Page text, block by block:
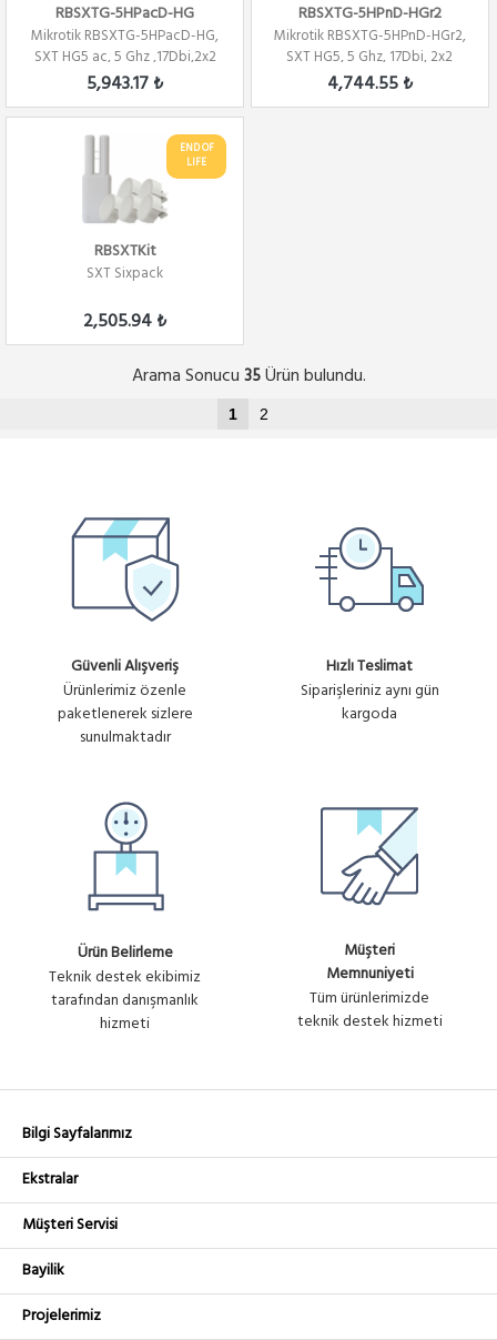
RBSXTG-5HPacD-HG
Mikrotik RBSXTG-5HPacD-HG,
SXT HG5 ac, 5 Ghz ,17Dbi,2x2
Mimo 24 De...
5,943.17 ₺
RBSXTG-5HPnD-HGr2
Mikrotik RBSXTG-5HPnD-HGr2,
SXT HG5, 5 Ghz, 17Dbi, 2x2
Mimo 24 Der...
4,744.55 ₺
END OF
LIFE
RBSXTKit
SXT Sixpack
2,505.94 ₺
Arama Sonucu 35Ürün bulundu.
1 2
Güvenli Alışveriş
Ürünlerimiz özenle
paketlenerek sizlere
sunulmaktadır
Hızlı Teslimat
Siparişleriniz aynı gün
kargoda
Ürün Belirleme
Teknik destek ekibimiz
tarafından danışmanlık
hizmeti
Müşteri
Memnuniyeti
Tüm ürünlerimizde
teknik destek hizmeti
Bilgi Sayfalarımız
Ekstralar
Müşteri Servisi
Bayilik
Projelerimiz